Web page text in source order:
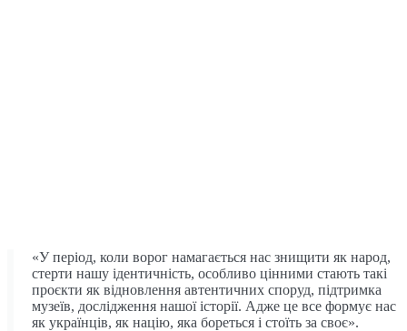
«У період, коли ворог намагається нас знищити як народ,
стерти нашу ідентичність, особливо цінними стають такі
проєкти як відновлення автентичних споруд, підтримка
музеїв, дослідження нашої історії. Адже це все формує нас
як українців, як націю, яка бореться і стоїть за своє».